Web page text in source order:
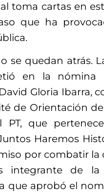
toma cartas en
que ha
se quedan atrás.
en la nómina
Gloria Ibarra,
de Orientación
PT, que
Haremos
por combatir la
integrante de
que aprobó el